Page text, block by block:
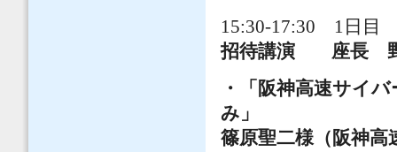
15:30-17:30 1日目
招待講演 座長
・「阪神高速サイ
み」
篠原聖二様（阪神